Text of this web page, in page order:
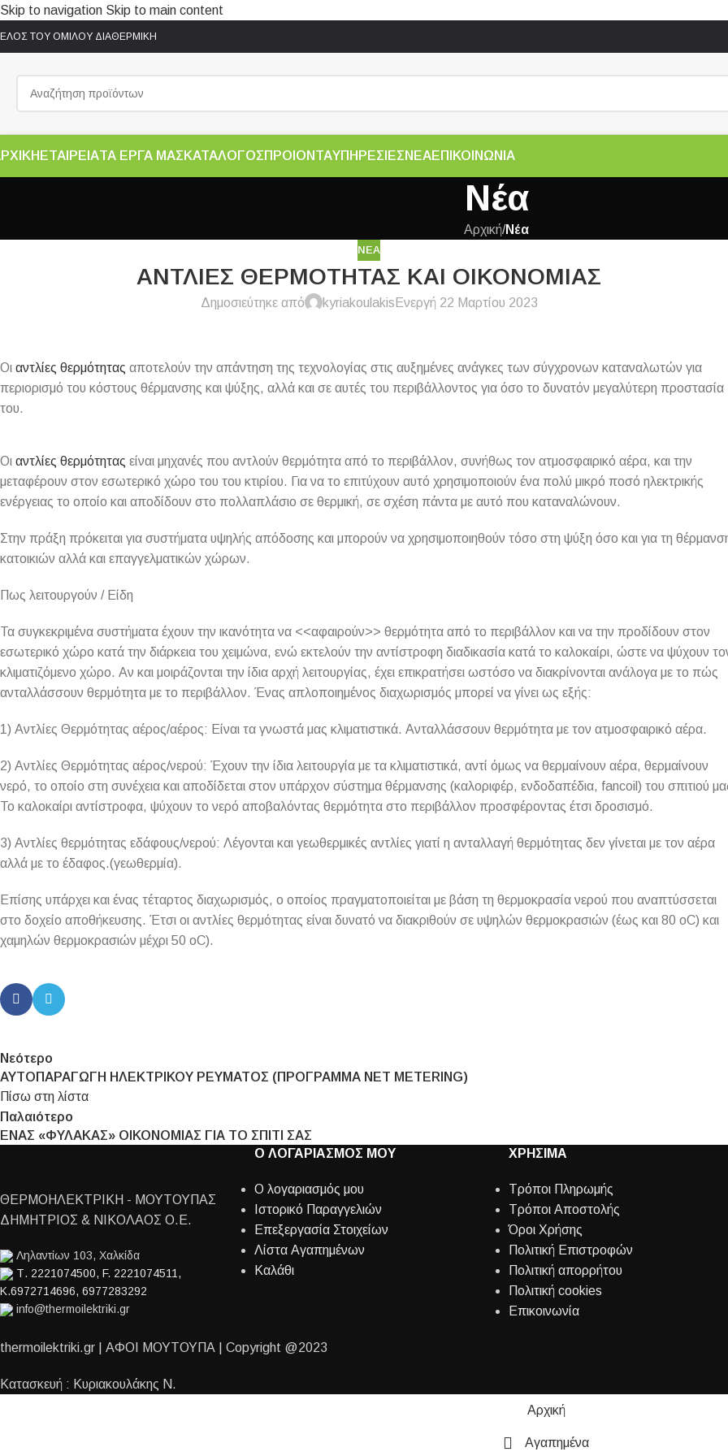
Skip to navigation Skip to main content
ΤΟΥ ΟΜΙΛΟΥ ΔΙΑΘΕΡΜΙΚΗ
ΕΤΑΙΡΕΙΑΤΑ ΕΡΓΑ ΜΑΣ ΚΑΤΑΛΟΓΟΣ ΠΡΟΙΟΝΤΑΥΠΗΡΕΣΙΕΣ ΝΕΑΕΠΙΚΟΙΝΩΝΙΑ
Νέα
Αρχική/Νέα
ΝΈΑ
ΑΝΤΛΙΕΣ ΘΕΡΜΟΤΗΤΑΣ ΚΑΙ ΟΙΚΟΝΟΜΙΑΣ
Δημοσιεύτηκε από kyriakoulakis Ενεργή 22 Μαρτίου 2023
Οι αντλίες θερμότητας αποτελούν την απάντηση της τεχνολογίας στις αυξημένες ανάγκες των σύγχρονων καταναλωτών για
περιορισμό του κόστους θέρμανσης και ψύξης, αλλά και σε αυτές του περιβάλλοντος για όσο το δυνατόν μεγαλύτερη προστασία
του.
Οι αντλίες θερμότητας είναι μηχανές που αντλούν θερμότητα από το περιβάλλον, συνήθως τον ατμοσφαιρικό αέρα, και την
μεταφέρουν στον εσωτερικό χώρο του του κτιρίου. Για να το επιτύχουν αυτό χρησιμοποιούν ένα πολύ μικρό ποσό ηλεκτρικής
ενέργειας το οποίο και αποδίδουν στο πολλαπλάσιο σε θερμική, σε σχέση πάντα με αυτό που καταναλώνουν.
Στην πράξη πρόκειται για συστήματα υψηλής απόδοσης και μπορούν να χρησιμοποιηθούν τόσο στη ψύξη όσο και για τη
κατοικιών αλλά και επαγγελματικών χώρων.
Πως λειτουργούν / Είδη
Τα συγκεκριμένα συστήματα έχουν την ικανότητα να <<αφαιρούν>> θερμότητα από το περιβάλλον και να την προδίδουν στον
εσωτερικό χώρο κατά την διάρκεια του χειμώνα, ενώ εκτελούν την αντίστροφη διαδικασία κατά το καλοκαίρι, ώστε να ψύχουν
κλιματιζόμενο χώρο. Αν και μοιράζονται την ίδια αρχή λειτουργίας, έχει επικρατήσει ωστόσο να διακρίνονται ανάλογα με το πώς
ανταλλάσσουν θερμότητα με το περιβάλλον. Ένας απλοποιημένος διαχωρισμός μπορεί να γίνει ως εξής:
1) Αντλίες Θερμότητας αέρος/αέρος: Είναι τα γνωστά μας κλιματιστικά. Ανταλλάσσουν θερμότητα με τον ατμοσφαιρικό αέρα.
2) Αντλίες Θερμότητας αέρος/νερού: Έχουν την ίδια λειτουργία με τα κλιματιστικά, αντί όμως να θερμαίνουν αέρα, θερμαίνουν
νερό, το οποίο στη συνέχεια και αποδίδεται στον υπάρχον σύστημα θέρμανσης (καλοριφέρ, ενδοδαπέδια, fancoil) του σπιτιού
Το καλοκαίρι αντίστροφα, ψύχουν το νερό αποβαλόντας θερμότητα στο περιβάλλον προσφέροντας έτσι δροσισμό.
3) Αντλίες θερμότητας εδάφους/νερού: Λέγονται και γεωθερμικές αντλίες γιατί η ανταλλαγή θερμότητας δεν γίνεται με τον αέρα
αλλά με το έδαφος.(γεωθερμία).
Επίσης υπάρχει και ένας τέταρτος διαχωρισμός, ο οποίος πραγματοποιείται με βάση τη θερμοκρασία νερού που αναπτύσσεται
στο δοχείο αποθήκευσης. Έτσι οι αντλίες θερμότητας είναι δυνατό να διακριθούν σε υψηλών θερμοκρασιών (έως και 80 οC) και
χαμηλών θερμοκρασιών μέχρι 50 oC).
Νεότερο
ΑΥΤΟΠΑΡΑΓΩΓΗ ΗΛΕΚΤΡΙΚΟΥ ΡΕΥΜΑΤΟΣ (ΠΡΟΓΡΑΜΜΑ NET METERING)
Πίσω στη λίστα
Παλαιότερο
ΕΝΑΣ «ΦΥΛΑΚΑΣ» ΟΙΚΟΝΟΜΙΑΣ ΓΙΑ ΤΟ ΣΠΙΤΙ ΣΑΣ
ΘΕΡΜΟΗΛΕΚΤΡΙΚΗ - ΜΟΥΤΟΥΠΑΣ
ΔΗΜΗΤΡΙΟΣ & ΝΙΚΟΛΑΟΣ Ο.Ε.
Ληλαντίων 103, Χαλκίδα
Τ. 2221074500, F. 2221074511,
Κ.6972714696, 6977283292
info@thermoilektriki.gr
Ο ΛΟΓΑΡΙΑΣΜΟΣ ΜΟΥ
Ο λογαριασμός μου
Ιστορικό Παραγγελιών
Επεξεργασία Στοιχείων
Λίστα Αγαπημένων
Καλάθι
ΧΡΗΣΙΜΑ
Τρόποι Πληρωμής
Τρόποι Αποστολής
Όροι Χρήσης
Πολιτική Επιστροφών
Πολιτική απορρήτου
Πολιτική cookies
Επικοινωνία
thermoilektriki.gr | ΑΦΟΙ ΜΟΥΤΟΥΠΑ | Copyright @2023
Κατασκευή : Κυριακουλάκης Ν.
Αρχική
Αγαπημένα